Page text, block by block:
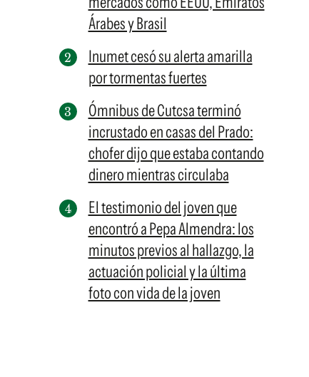
Árabes y Brasil
Inumet cesó su alerta amarilla
por tormentas fuertes
Ómnibus de Cutcsa terminó
incrustado en casas del Prado:
chofer dijo que estaba contando
dinero mientras circulaba
El testimonio del joven que
encontró a Pepa Almendra: los
minutos previos al hallazgo, la
actuación policial y la última
foto con vida de la joven